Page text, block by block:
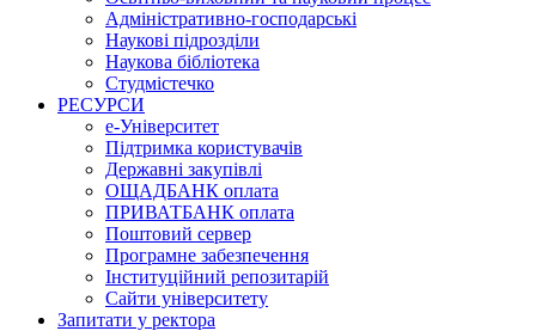
Адміністративно-господарські
Наукові підрозділи
Наукова бібліотека
Студмістечко
РЕСУРСИ
е-Університет
Підтримка користувачів
Державні закупівлі
ОЩАДБАНК оплата
ПРИВАТБАНК оплата
Поштовий сервер
Програмне забезпечення
Інституційний репозитарій
Сайти університету
Запитати у ректора